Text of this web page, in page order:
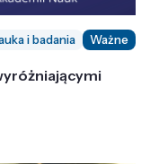
i badania Ważne